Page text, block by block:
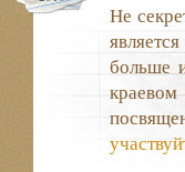
Не
больше